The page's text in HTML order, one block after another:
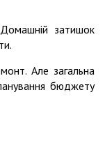
затишок
Але загальна
бюджету